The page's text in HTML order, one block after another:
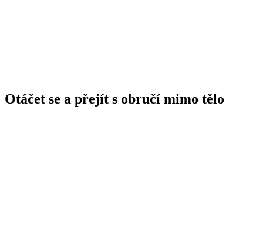
Otáčet se a přejít s obručí mimo tělo